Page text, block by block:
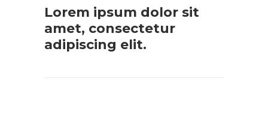
Lorem ipsum dolor sit
amet, consectetur
adipiscing elit.